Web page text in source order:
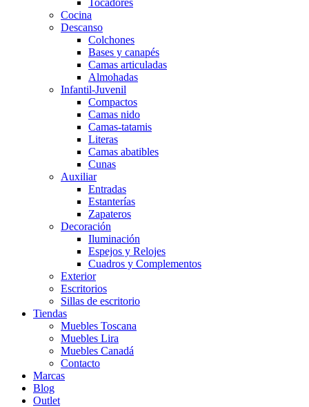
Cocina
Descanso
Colchones
Bases y canapés
Camas articuladas
Almohadas
Infantil-Juvenil
Compactos
Camas nido
Camas-tatamis
Literas
Camas abatibles
Cunas
Auxiliar
Entradas
Estanterías
Zapateros
Decoración
Iluminación
Espejos y Relojes
Cuadros y Complementos
Exterior
Escritorios
Sillas de escritorio
Tiendas
Muebles Toscana
Muebles Lira
Muebles Canadá
Contacto
Marcas
Blog
Outlet